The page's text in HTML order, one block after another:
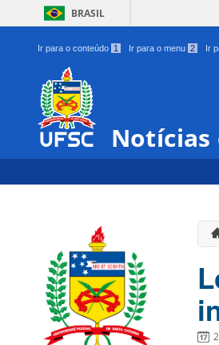
BRASIL
Ir para o conteúdo 1 Ir para o menu 2 Ir
Notícias